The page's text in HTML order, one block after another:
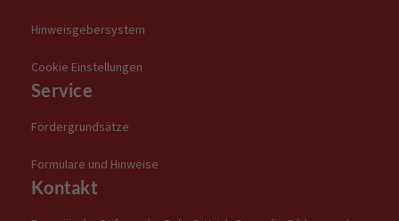
Hinweisgebersystem
Cookie Einstellungen
Service
Fördergrundsätze
Formulare und Hinweise
Kontakt